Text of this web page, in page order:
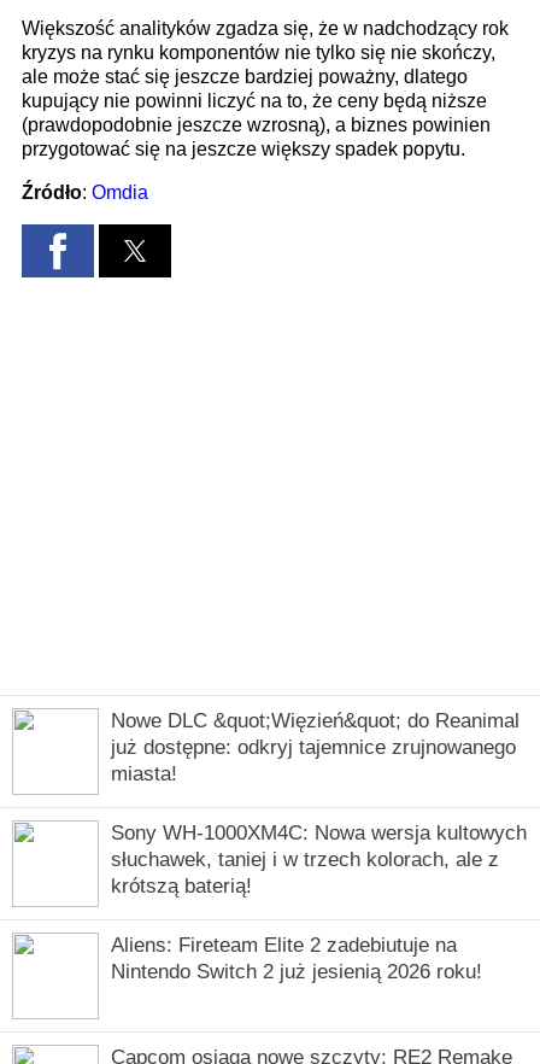
Nowe DLC &quot;Więzień&quot; do Reanimal
już dostępne: odkryj tajemnice zrujnowanego
miasta!
Sony WH-1000XM4C: Nowa wersja kultowych
słuchawek, taniej i w trzech kolorach, ale z
krótszą baterią!
Aliens: Fireteam Elite 2 zadebiutuje na
Nintendo Switch 2 już jesienią 2026 roku!
Capcom osiąga nowe szczyty: RE2 Remake